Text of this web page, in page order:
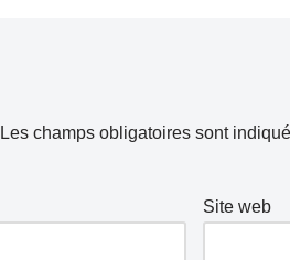
Les champs obligatoires sont
Site web